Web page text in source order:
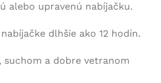
alebo upravenú nabíjačku.
dlhšie ako 12 hodín.
suchom a dobre vetranom